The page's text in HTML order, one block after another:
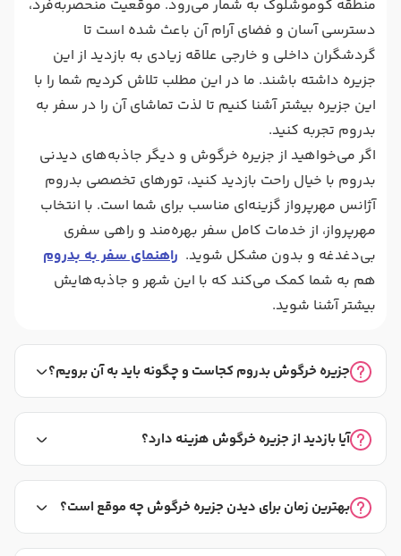
منطقه گوموشلوک به شمار می‌رود. موقعیت منحصربه‌فرد،
دسترسی آسان و فضای آرام آن باعث شده است تا
گردشگران داخلی و خارجی علاقه زیادی به بازدید از این
جزیره داشته باشند. ما در این مطلب تلاش کردیم شما را با
این جزیره بیشتر آشنا کنیم تا لذت تماشای آن را در سفر به
بدروم تجربه کنید.
اگر می‌خواهید از جزیره خرگوش و دیگر جاذبه‌های دیدنی
بدروم با خیال راحت بازدید کنید، تورهای تخصصی بدروم
آژانس مهرپرواز گزینه‌ای مناسب برای شما است. با انتخاب
مهرپرواز، از خدمات کامل سفر بهره‌مند و راهی سفری
بی‌دغدغه و بدون مشکل شوید. راهنمای سفر به بدروم
هم به شما کمک می‌کند که با این شهر و جاذبه‌هایش
بیشتر آشنا شوید.
جزیره خرگوش بدروم کجاست و چگونه باید به آن برویم؟
آیا بازدید از جزیره خرگوش هزینه دارد؟
بهترین زمان برای دیدن جزیره خرگوش چه موقع است؟